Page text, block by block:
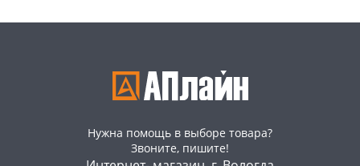
Нужна помощь в выборе товара?
Звоните, пишите!